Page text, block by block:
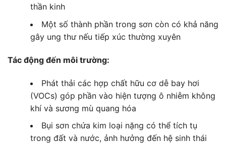
thần kinh
Một số thành phần trong sơn còn có khả năng
gây ung thư nếu tiếp xúc thường xuyên
Tác động đến môi trường:
Phát thải các hợp chất hữu cơ dễ bay hơi
(VOCs) góp phần vào hiện tượng ô nhiễm không
khí và sương mù quang hóa
Bụi sơn chứa kim loại nặng có thể tích tụ
trong đất và nước, ảnh hưởng đến hệ sinh thái